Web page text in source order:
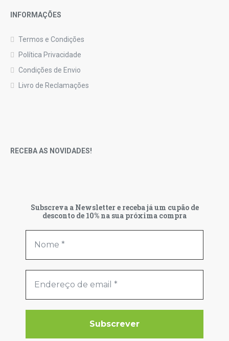
INFORMAÇÕES
Termos e Condições
Política Privacidade
Condições de Envio
Livro de Reclamações
RECEBA AS NOVIDADES!
Subscreva a Newsletter e receba já um cupão de
desconto de 10% na sua próxima compra